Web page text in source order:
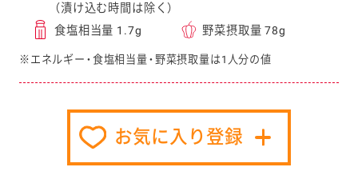
（漬け込む時間は除く）
食塩相当量 1.7g 野菜摂取量 78g
※エネルギー・食塩相当量・野菜摂取量は1人分の値
お気に入り登録